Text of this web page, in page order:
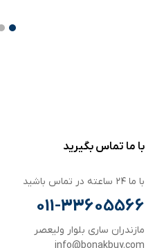
با ما تماس بگیرید
با ما ۲۴ ساعته در تماس باشید
011-33605566
مازندران ساری بلوار ولیعصر